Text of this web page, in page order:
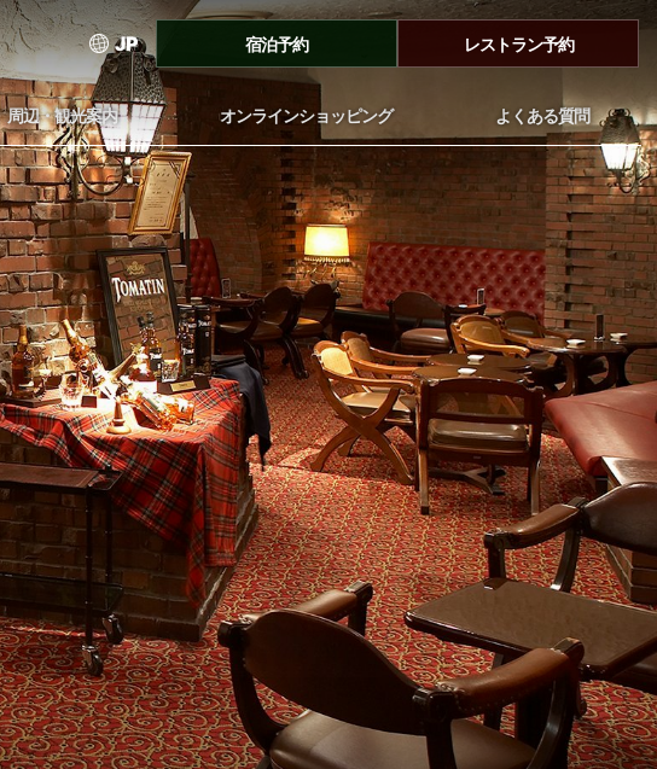
JP 宿泊予約 レストラン予約
周辺・観光案内 オンラインショッピング よくある質問